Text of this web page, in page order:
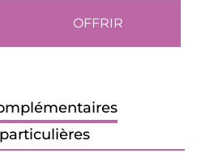
OFFRIR